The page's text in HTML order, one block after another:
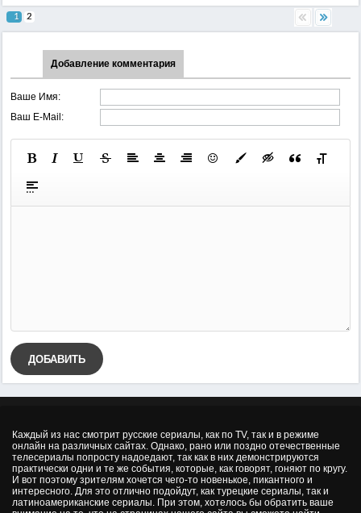
1 2
Добавление комментария
Ваше Имя:
Ваш E-Mail:
ДОБАВИТЬ
Каждый из нас смотрит русские сериалы, как по TV, так и в режиме
онлайн на различных сайтах. Однако, рано или поздно отечественные
телесериалы попросту надоедают, так как в них демонстрируются
практически одни и те же события, которые, как говорят, гоняют по кругу.
И вот поэтому зрителям хочется чего-то новенькое, пикантного и
интересного. Для это отлично подойдут, как турецкие сериалы, так и
латиноамериканские сериалы. При этом, хотелось бы обратить ваше